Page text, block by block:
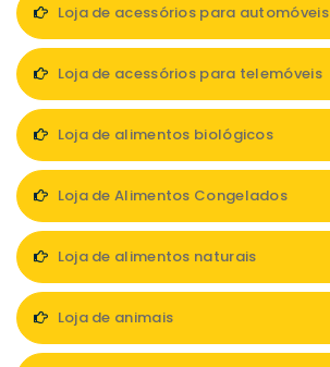
Loja de acessórios para automóveis
Loja de acessórios para telemóveis
Loja de alimentos biológicos
Loja de Alimentos Congelados
Loja de alimentos naturais
Loja de animais